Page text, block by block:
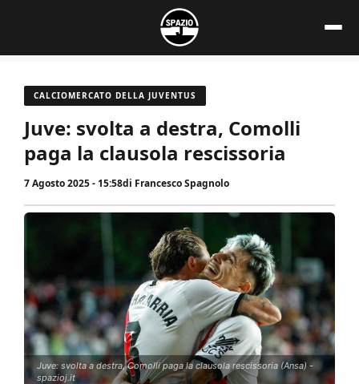
contenuto
CALCIOMERCATO DELLA JUVENTUS
Juve: svolta a destra, Comolli
paga la clausola rescissoria
7 Agosto 2025 - 15:58di Francesco Spagnolo
Juve: svolta a destra, Comolli paga la clausola rescissoria (Ansa) -
spazioj.it